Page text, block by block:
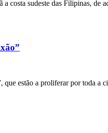
costa sudeste das Filipinas,
estão a proliferar por toda